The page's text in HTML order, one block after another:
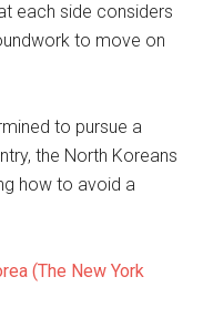
each side considers
to move on
to pursue a
the North Koreans
how to avoid a
(The New York